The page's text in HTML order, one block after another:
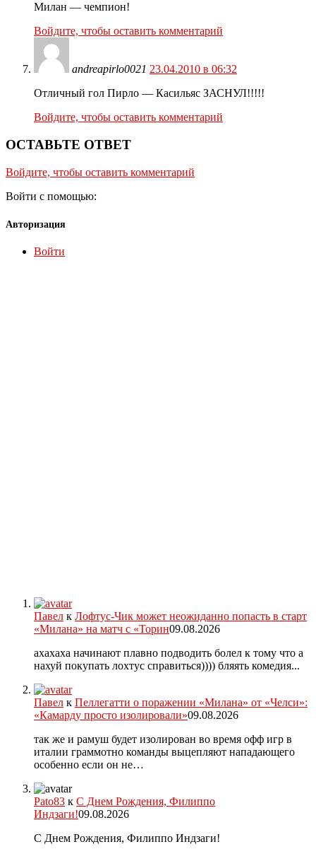
Милан — чемпион!
Войдите, чтобы оставить комментарий
andreapirlo0021 23.04.2010 в 06:32
Отличный гол Пирло — Касильяс ЗАСНУЛ!!!!!
Войдите, чтобы оставить комментарий
ОСТАВЬТЕ ОТВЕТ
Войдите, чтобы оставить комментарий
Войти с помощью:
Авторизация
Войти
Павел к Лофтус-Чик может неожиданно попасть в старт
«Милана» на матч с «Торин09.08.2026
ахахаха начинают плавно подводить болел к тому что а
нахуй покупать лохтус справиться)))) бляять комедия...
Павел к Пеллегатти о поражении «Милана» от «Челси»:
«Камарду просто изолировали»09.08.2026
так же и рамуш будет изолирован во время офф игр в
италии граммотно команды выцепляют нападающего
особенно если он не…
Pato83 к С Днем Рождения, Филиппо
Индзаги!09.08.2026
С Днем Рождения, Филиппо Индзаги!